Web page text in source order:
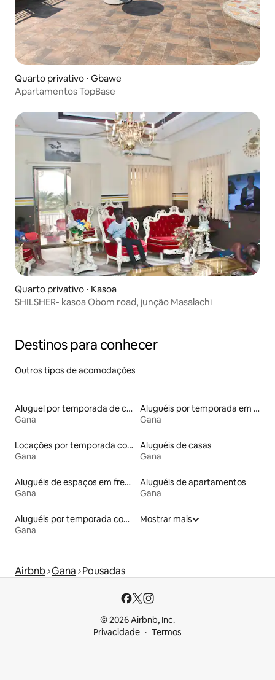
Quarto privativo ⋅ Gbawe
Apartamentos TopBase
Quarto privativo ⋅ Kasoa
SHILSHER- kasoa Obom road, junção Masalachi
Destinos para conhecer
Outros tipos de acomodações
Aluguel por temporada de casas de hóspedes
Gana
Aluguéis por temporada em hotéis-fazenda
Gana
Locações por temporada com piscina
Gana
Aluguéis de casas
Gana
Aluguéis de espaços em frente à praia
Gana
Aluguéis de apartamentos
Gana
Aluguéis por temporada com acesso ao lago
Gana
Mostrar mais
Airbnb Gana Pousadas
© 2026 Airbnb, Inc.
Privacidade
Termos